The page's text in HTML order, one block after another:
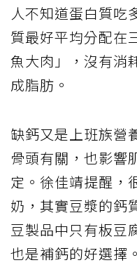
人不知道蛋白質吃
質最好平均分配在
魚大肉」，沒有消
成脂肪。
缺鈣又是上班族營
骨頭有關，也影響
定。徐佳靖提醒，
奶，其實豆漿的鈣
豆製品中只有板豆
也是補鈣的好選擇。